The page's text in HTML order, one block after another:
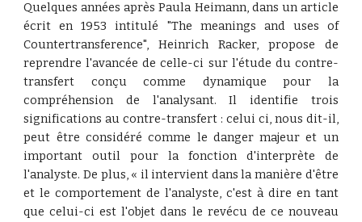
Quelques années après Paula Heimann, dans un article
écrit en 1953 intitulé "The meanings and uses of
Countertransference", Heinrich Racker, propose de
reprendre l'avancée de celle-ci sur l'étude du contre-
transfert conçu comme dynamique pour la
compréhension de l'analysant. Il identifie trois
significations au contre-transfert : celui ci, nous dit-il,
peut être considéré comme le danger majeur et un
important outil pour la fonction d'interprète de
l'analyste. De plus, « il intervient dans la manière d'être
et le comportement de l'analyste, c'est à dire en tant
que celui-ci est l'objet dans le revécu de ce nouveau